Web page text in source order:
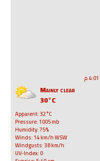
Mainly clear
30°C
Apparent: 32°C
Pressure: 1005 mb
Humidity: 75%
Winds: 14 km/h WSW
Windgusts: 38 km/h
UV-Index: 0